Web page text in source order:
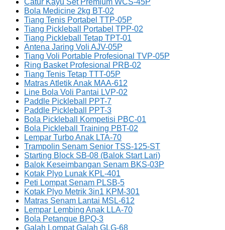
Bola Medicine 2kg BT-02
Tiang Tenis Portabel TTP-05P
Tiang Pickleball Portabel TPP-02
Tiang Pickleball Tetap TPT-01
Antena Jaring Voli AJV-05P
Tiang Voli Portable Profesional TVP-05P
Ring Basket Profesional PRB-02
Tiang Tenis Tetap TTT-05P
Matras Atletik Anak MAA-612
Line Bola Voli Pantai LVP-02
Paddle Pickleball PPT-7
Paddle Pickleball PPT-3
Bola Pickleball Kompetisi PBC-01
Bola Pickleball Training PBT-02
Lempar Turbo Anak LTA-70
Trampolin Senam Senior TSS-125-ST
Starting Block SB-08 (Balok Start Lari)
Balok Keseimbangan Senam BKS-03P
Kotak Plyo Lunak KPL-401
Peti Lompat Senam PLSB-5
Kotak Plyo Metrik 3in1 KPM-301
Matras Senam Lantai MSL-612
Lempar Lembing Anak LLA-70
Bola Petanque BPQ-3
Galah Lompat Galah GLG-68